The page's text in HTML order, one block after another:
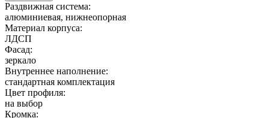
Раздвижная система:
алюминиевая, нижнеопорная
Материал корпуса:
ЛДСП
Фасад:
зеркало
Внутреннее наполнение:
стандартная комплектация
Цвет профиля:
на выбор
Кромка: